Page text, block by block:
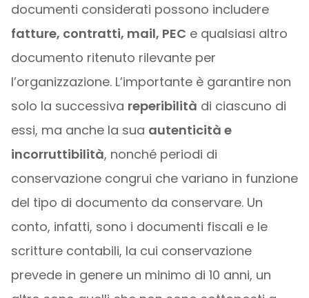
documenti considerati possono includere
fatture, contratti, mail, PEC e qualsiasi altro
documento ritenuto rilevante per
l’organizzazione. L’importante è garantire non
solo la successiva reperibilità di ciascuno di
essi, ma anche la sua autenticità e
incorruttibilità, nonché periodi di
conservazione congrui che variano in funzione
del tipo di documento da conservare. Un
conto, infatti, sono i documenti fiscali e le
scritture contabili, la cui conservazione
prevede in genere un minimo di 10 anni, un